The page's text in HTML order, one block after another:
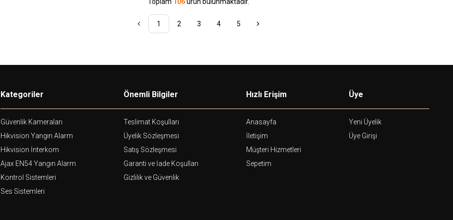
1 2 3 4 5
Kategoriler
Güvenlik Kameraları
Hikvision Yangın Alarm
Hikvision İnterkom
Ajax EN54 Yangın Alarm
Kontrol Sistemleri
Ses Sistemleri
Önemli Bilgiler
Teslimat Koşulları
Üyelik Sözleşmesi
Satış Sözleşmesi
Garanti ve İade Koşulları
Gizlilik ve Güvenlik
Hızlı Erişim
Anasayfa
İletişim
Müşteri Hizmetleri
Sepetim
Üye
Yeni Üyelik
Üye Girişi